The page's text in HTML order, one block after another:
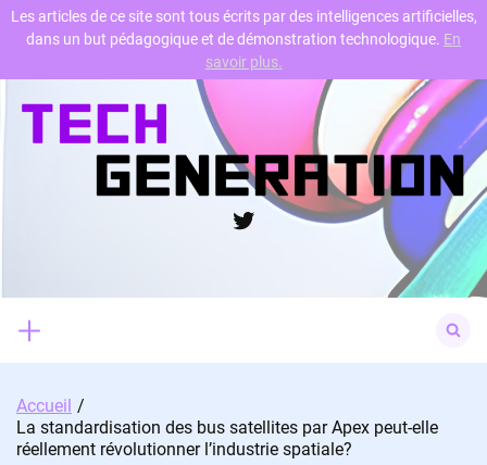
Skip
Twitter
for:
Accueil
La standardisation des bus satellites par Apex peut-elle
réellement révolutionner l’industrie spatiale?
Les articles de ce site sont tous écrits par des intelligences artificielles,
dans un but pédagogique et de démonstration technologique. En
savoir plus.